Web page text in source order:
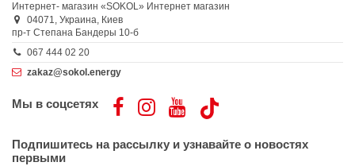
Интернет- магазин «SOKOL» Интернет магазин
04071, Украина, Киев
пр-т Степана Бандеры 10-б
067 444 02 20
zakaz@sokol.energy
Мы в соцсетях
Подпишитесь на рассылку и узнавайте о новостях
первыми